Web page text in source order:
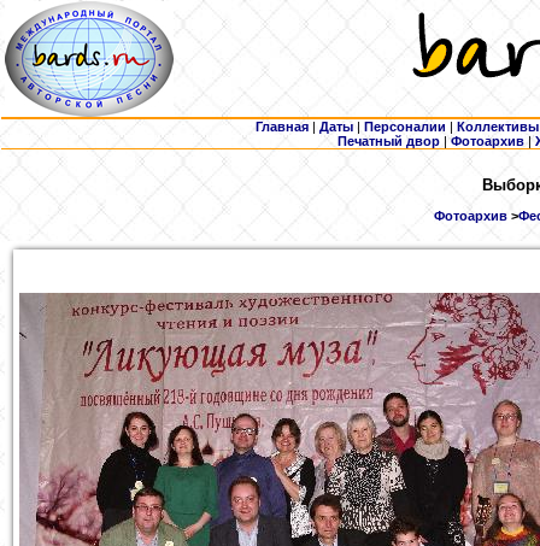
Главная | Даты | Персоналии | Коллективы
Печатный двор |Фотоархив |
Фотоархив >